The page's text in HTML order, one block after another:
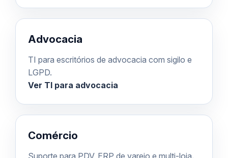
Advocacia
TI para escritórios de advocacia com sigilo e
LGPD.
Ver TI para advocacia
Comércio